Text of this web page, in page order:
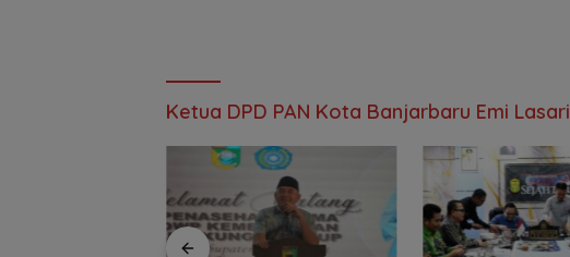
Ketua DPD PAN Kota Banjarbaru Emi Lasari